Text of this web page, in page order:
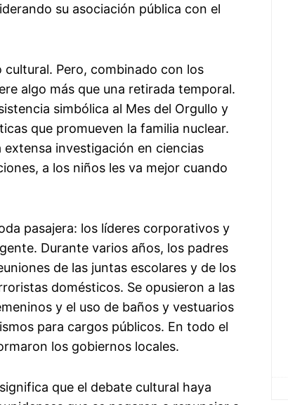
su asociación pública con el
Pero, combinado con los
algo más que una retirada temporal.
simbólica al Mes del Orgullo y
que promueven la familia nuclear.
investigación en ciencias
a los niños les va mejor cuando
pasajera: los líderes corporativos y
Durante varios años, los padres
de las juntas escolares y de los
domésticos. Se opusieron a las
y el uso de baños y vestuarios
para cargos públicos. En todo el
los gobiernos locales.
que el debate cultural haya